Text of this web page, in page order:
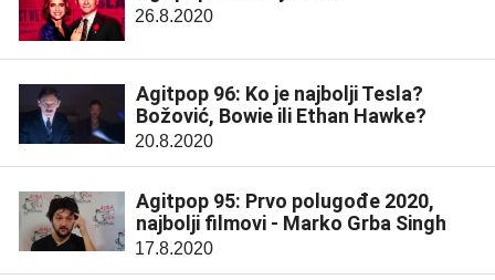
26.8.2020
Agitpop 96: Ko je najbolji Tesla?
Božović, Bowie ili Ethan Hawke?
20.8.2020
Agitpop 95: Prvo polugođe 2020,
najbolji filmovi - Marko Grba Singh
17.8.2020